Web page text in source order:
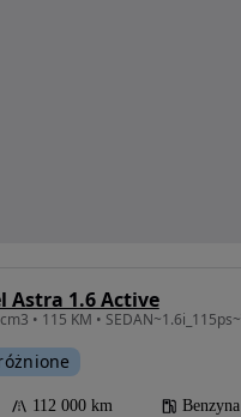
Astra 1.6 Active
112 000 km
Benzyna